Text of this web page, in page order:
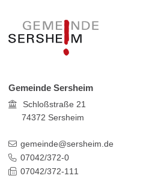
Gemeinde Sersheim
Schloßstraße 21
74372 Sersheim
gemeinde@sersheim.de
07042/372-0
07042/372-111